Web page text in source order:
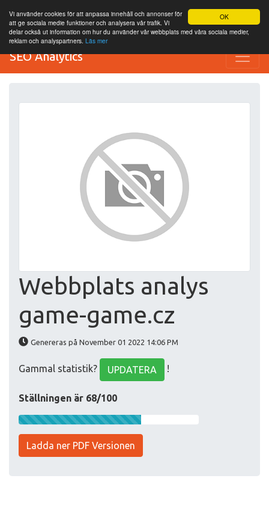
OK
Vi använder cookies för att anpassa innehåll och annonser för
att ge sociala medie funktioner och analysera vår trafik. Vi
delar också ut information om hur du använder vår webbplats med våra sociala medier,
reklam och analyspartners. Läs mer
SEO Analytics
Webbplats analys
game-game.cz
Genereras på November 01 2022 14:06 PM
Gammal statistik? UPDATERA !
Ställningen är 68/100
Ladda ner PDF Versionen